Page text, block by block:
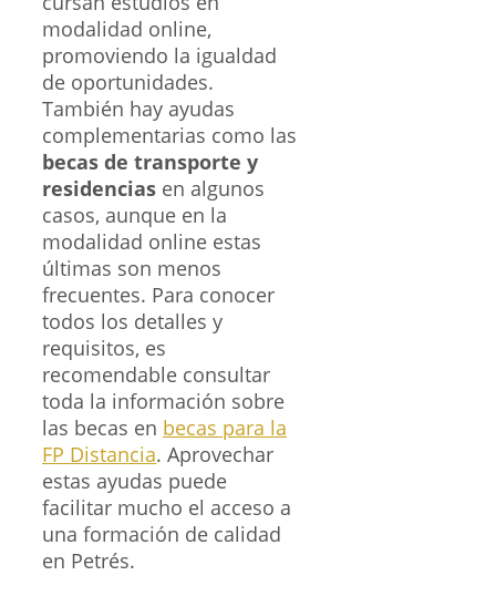
modalidad online,
promoviendo la igualdad
de oportunidades.
También hay ayudas
complementarias como las
becas de transporte y
residencias en algunos
casos, aunque en la
modalidad online estas
últimas son menos
frecuentes. Para conocer
todos los detalles y
requisitos, es
recomendable consultar
toda la información sobre
las becas en becas para la
FP Distancia. Aprovechar
estas ayudas puede
facilitar mucho el acceso a
una formación de calidad
en Petrés.